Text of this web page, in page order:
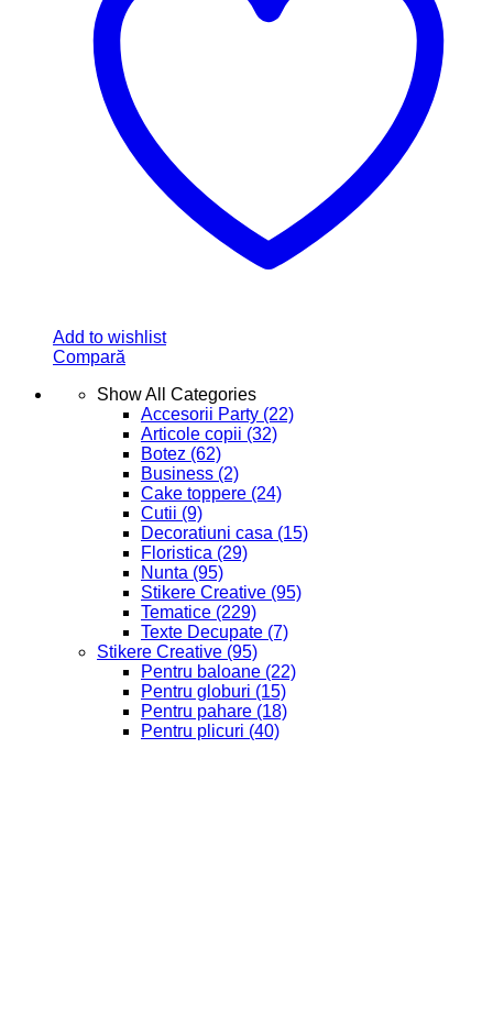
Add to wishlist
Compară
Show All Categories
Accesorii Party (22)
Articole copii (32)
Botez (62)
Business (2)
Cake toppere (24)
Cutii (9)
Decoratiuni casa (15)
Floristica (29)
Nunta (95)
Stikere Creative (95)
Tematice (229)
Texte Decupate (7)
Stikere Creative (95)
Pentru baloane (22)
Pentru globuri (15)
Pentru pahare (18)
Pentru plicuri (40)